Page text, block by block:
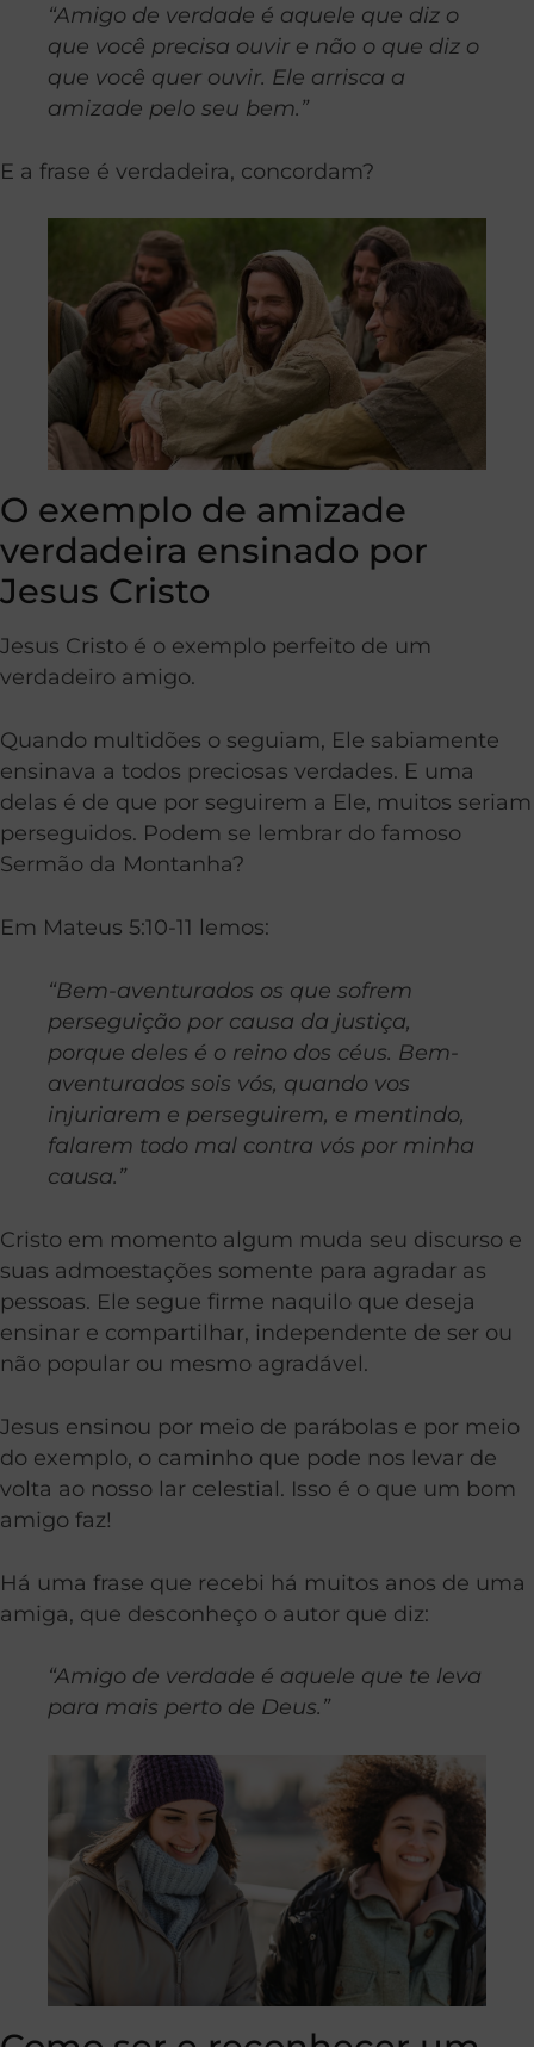
“Amigo de verdade é aquele que diz o
que você precisa ouvir e não o que diz o
que você quer ouvir. Ele arrisca a
amizade pelo seu bem.”
E a frase é verdadeira, concordam?
O exemplo de amizade
verdadeira ensinado por
Jesus Cristo
Jesus Cristo é o exemplo perfeito de um
verdadeiro amigo.
Quando multidões o seguiam, Ele sabiamente
ensinava a todos preciosas verdades. E uma
delas é de que por seguirem a Ele, muitos seriam
perseguidos. Podem se lembrar do famoso
Sermão da Montanha?
Em Mateus 5:10-11 lemos:
“Bem-aventurados os que sofrem
perseguição por causa da justiça,
porque deles é o reino dos céus. Bem-
aventurados sois vós, quando vos
injuriarem e perseguirem, e mentindo,
falarem todo mal contra vós por minha
causa.”
Cristo em momento algum muda seu discurso e
suas admoestações somente para agradar as
pessoas. Ele segue firme naquilo que deseja
ensinar e compartilhar, independente de ser ou
não popular ou mesmo agradável.
Jesus ensinou por meio de parábolas e por meio
do exemplo, o caminho que pode nos levar de
volta ao nosso lar celestial. Isso é o que um bom
amigo faz!
Há uma frase que recebi há muitos anos de uma
amiga, que desconheço o autor que diz:
“Amigo de verdade é aquele que te leva
para mais perto de Deus.”